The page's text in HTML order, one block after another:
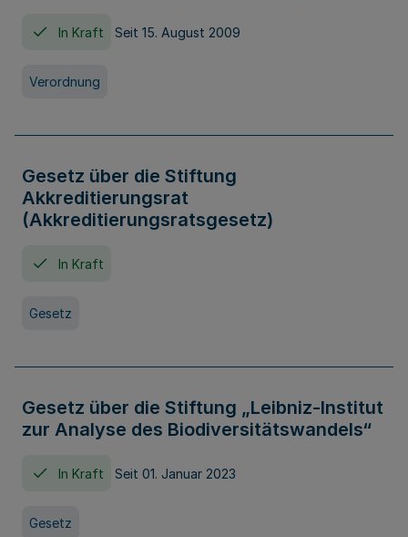
In Kraft Seit 15. August 2009
Verordnung
Gesetz über die Stiftung
Akkreditierungsrat
(Akkreditierungsratsgesetz)
In Kraft
Gesetz
Gesetz über die Stiftung „Leibniz-Institut
zur Analyse des Biodiversitätswandels“
In Kraft Seit 01. Januar 2023
Gesetz